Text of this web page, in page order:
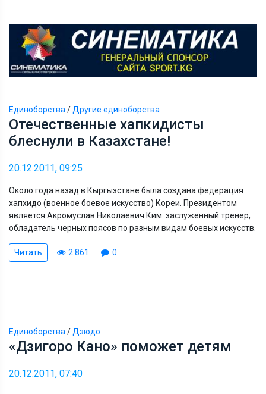
Единоборства / Другие единоборства
Отечественные хапкидисты
блеснули в Казахстане!
20.12.2011, 09:25
Около года назад в Кыргызстане была создана федерация
хапхидо (военное боевое искусство) Кореи. Президентом
является Акромуслав Николаевич Ким заслуженный тренер,
обладатель черных поясов по разным видам боевых искусств.
Читать 2 861 0
Единоборства / Дзюдо
«Дзигоро Кано» поможет детям
20.12.2011, 07:40